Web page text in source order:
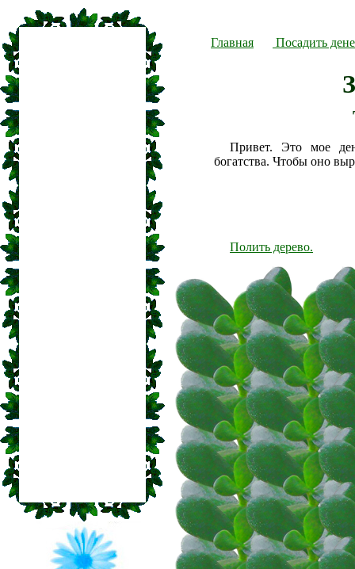
Главная Посадить
Привет. Это мое
богатства. Чтобы оно
Полить дерево.